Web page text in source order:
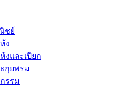
ชย์
ง
งและเปียก
กุยพรม
รรม